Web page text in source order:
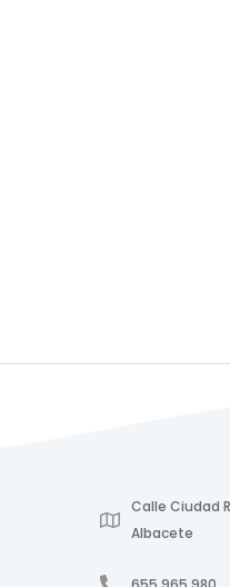
Calle Ciudad
Albacete